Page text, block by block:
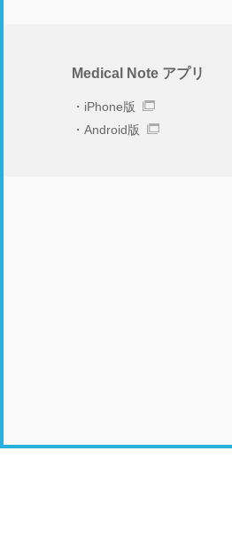
Medical Note アプリ
iPhone版
Android版